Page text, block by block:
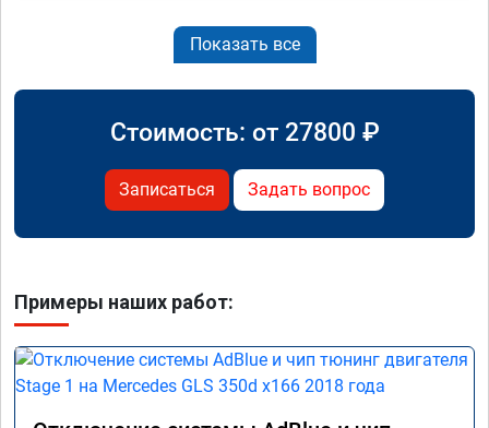
Показать все
Стоимость: от 27800 ₽
Записаться Задать вопрос
Примеры наших работ: